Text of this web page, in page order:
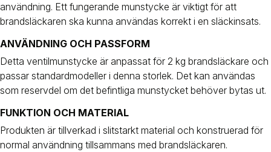
användning. Ett fungerande munstycke är viktigt för att
brandsläckaren ska kunna användas korrekt i en släckinsats.
ANVÄNDNING OCH PASSFORM
Detta ventilmunstycke är anpassat för 2 kg brandsläckare och
passar standardmodeller i denna storlek. Det kan användas
som reservdel om det befintliga munstycket behöver bytas ut.
FUNKTION OCH MATERIAL
Produkten är tillverkad i slitstarkt material och konstruerad för
normal användning tillsammans med brandsläckaren.